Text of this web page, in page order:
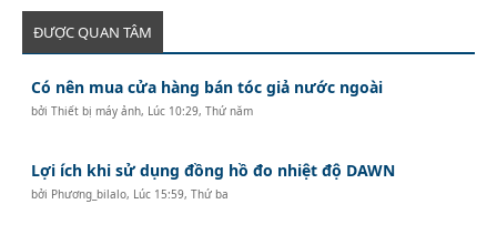
ĐƯỢC QUAN TÂM
Có nên mua cửa hàng bán tóc giả nước ngoài
bởiThiết bị máy ảnh, Lúc 10:29, Thứ năm
Lợi ích khi sử dụng đồng hồ đo nhiệt độ DAWN
bởi Phương_bilalo, Lúc 15:59, Thứ ba